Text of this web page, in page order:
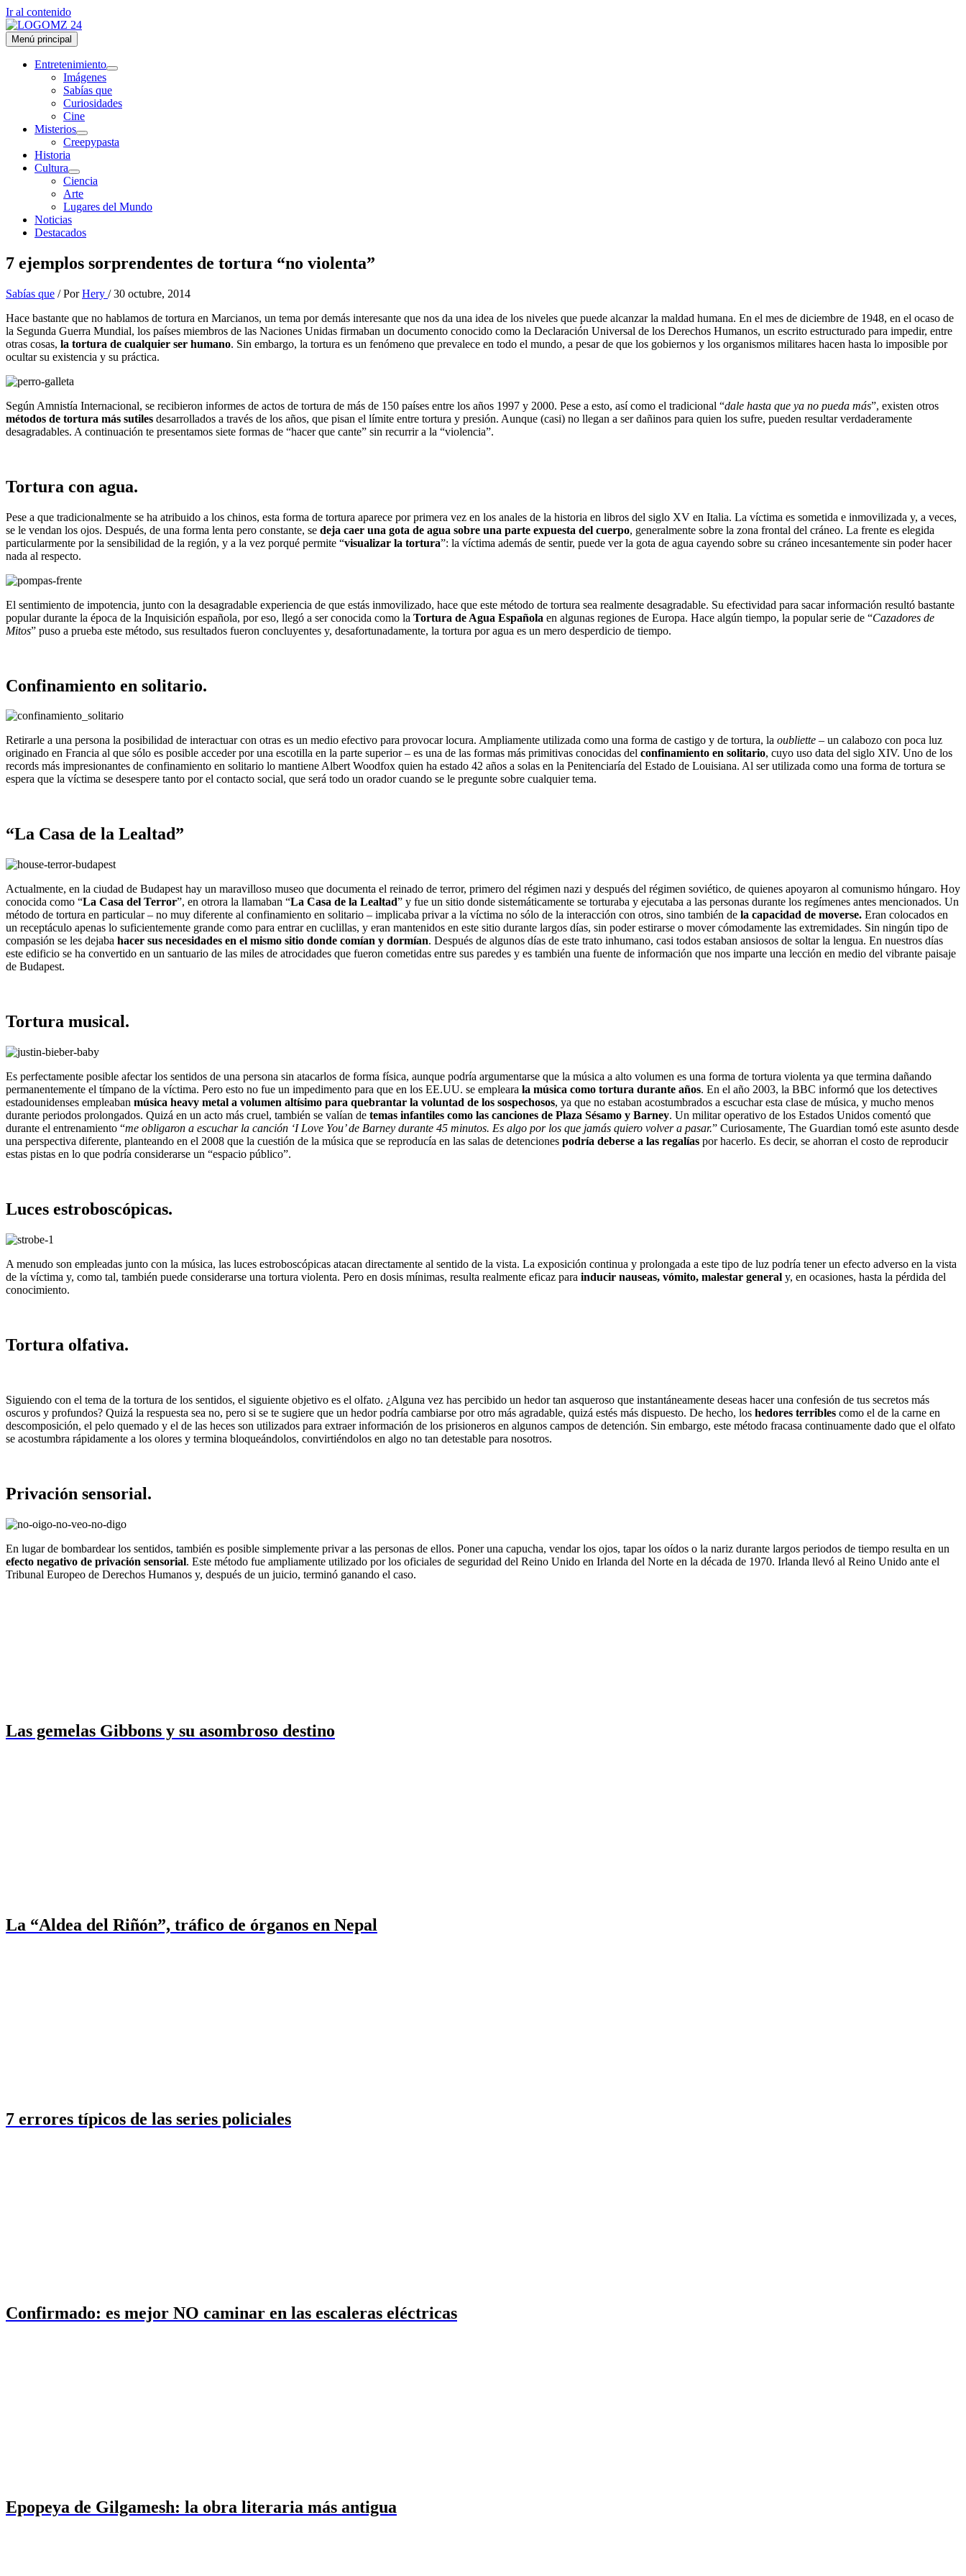
Ir al contenido
Menú principal
Entretenimiento
Imágenes
Sabías que
Curiosidades
Cine
Misterios
Creepypasta
Historia
Cultura
Ciencia
Arte
Lugares del Mundo
Noticias
Destacados
7 ejemplos sorprendentes de tortura “no violenta”
Sabías que / PorHery /30 octubre, 2014
Hace bastante que no hablamos de tortura en Marcianos, un tema por demás interesante que nos da una idea de los niveles que puede alcanzar la maldad humana. En el mes de diciembre de 1948, en el ocaso de
la Segunda Guerra Mundial, los países miembros de las Naciones Unidas firmaban un documento conocido como la Declaración Universal de los Derechos Humanos, un escrito estructurado para impedir, entre
otras cosas, la tortura de cualquier ser humano. Sin embargo, la tortura es un fenómeno que prevalece en todo el mundo, a pesar de que los gobiernos y los organismos militares hacen hasta lo imposible por
ocultar su existencia y su práctica.
Según Amnistía Internacional, se recibieron informes de actos de tortura de más de 150 países entre los años 1997 y 2000. Pese a esto, así como el tradicional “dale hasta que ya no pueda más”, existen otros
métodos de tortura más sutiles desarrollados a través de los años, que pisan el límite entre tortura y presión. Aunque (casi) no llegan a ser dañinos para quien los sufre, pueden resultar verdaderamente
desagradables. A continuación te presentamos siete formas de “hacer que cante” sin recurrir a la “violencia”.
Tortura con agua.
Pese a que tradicionalmente se ha atribuido a los chinos, esta forma de tortura aparece por primera vez en los anales de la historia en libros del siglo XV en Italia. La víctima es sometida e inmovilizada y, a veces,
se le vendan los ojos. Después, de una forma lenta pero constante, se deja caer una gota de agua sobre una parte expuesta del cuerpo, generalmente sobre la zona frontal del cráneo. La frente es elegida
particularmente por la sensibilidad de la región, y a la vez porqué permite “visualizar la tortura”: la víctima además de sentir, puede ver la gota de agua cayendo sobre su cráneo incesantemente sin poder hacer
nada al respecto.
El sentimiento de impotencia, junto con la desagradable experiencia de que estás inmovilizado, hace que este método de tortura sea realmente desagradable. Su efectividad para sacar información resultó bastante
popular durante la época de la Inquisición española, por eso, llegó a ser conocida como la Tortura de Agua Española en algunas regiones de Europa. Hace algún tiempo, la popular serie de “Cazadores de
Mitos” puso a prueba este método, sus resultados fueron concluyentes y, desafortunadamente, la tortura por agua es un mero desperdicio de tiempo.
Confinamiento en solitario.
Retirarle a una persona la posibilidad de interactuar con otras es un medio efectivo para provocar locura. Ampliamente utilizada como una forma de castigo y de tortura, la oubliette – un calabozo con poca luz
originado en Francia al que sólo es posible acceder por una escotilla en la parte superior – es una de las formas más primitivas conocidas del confinamiento en solitario, cuyo uso data del siglo XIV. Uno de los
records más impresionantes de confinamiento en solitario lo mantiene Albert Woodfox quien ha estado 42 años a solas en la Penitenciaría del Estado de Louisiana. Al ser utilizada como una forma de tortura se
espera que la víctima se desespere tanto por el contacto social, que será todo un orador cuando se le pregunte sobre cualquier tema.
“La Casa de la Lealtad”
Actualmente, en la ciudad de Budapest hay un maravilloso museo que documenta el reinado de terror, primero del régimen nazi y después del régimen soviético, de quienes apoyaron al comunismo húngaro. Hoy
conocida como “La Casa del Terror”, en otrora la llamaban “La Casa de la Lealtad” y fue un sitio donde sistemáticamente se torturaba y ejecutaba a las personas durante los regímenes antes mencionados. Un
método de tortura en particular – no muy diferente al confinamiento en solitario – implicaba privar a la víctima no sólo de la interacción con otros, sino también de la capacidad de moverse. Eran colocados en
un receptáculo apenas lo suficientemente grande como para entrar en cuclillas, y eran mantenidos en este sitio durante largos días, sin poder estirarse o mover cómodamente las extremidades. Sin ningún tipo de
compasión se les dejaba hacer sus necesidades en el mismo sitio donde comían y dormían. Después de algunos días de este trato inhumano, casi todos estaban ansiosos de soltar la lengua. En nuestros días
este edificio se ha convertido en un santuario de las miles de atrocidades que fueron cometidas entre sus paredes y es también una fuente de información que nos imparte una lección en medio del vibrante paisaje
de Budapest.
Tortura musical.
Es perfectamente posible afectar los sentidos de una persona sin atacarlos de forma física, aunque podría argumentarse que la música a alto volumen es una forma de tortura violenta ya que termina dañando
permanentemente el tímpano de la víctima. Pero esto no fue un impedimento para que en los EE.UU. se empleara la música como tortura durante años. En el año 2003, la BBC informó que los detectives
estadounidenses empleaban música heavy metal a volumen altísimo para quebrantar la voluntad de los sospechosos, ya que no estaban acostumbrados a escuchar esta clase de música, y mucho menos
durante periodos prolongados. Quizá en un acto más cruel, también se valían de temas infantiles como las canciones de Plaza Sésamo y Barney. Un militar operativo de los Estados Unidos comentó que
durante el entrenamiento “me obligaron a escuchar la canción ‘I Love You’ de Barney durante 45 minutos. Es algo por los que jamás quiero volver a pasar.” Curiosamente, The Guardian tomó este asunto desde
una perspectiva diferente, planteando en el 2008 que la cuestión de la música que se reproducía en las salas de detenciones podría deberse a las regalías por hacerlo. Es decir, se ahorran el costo de reproducir
estas pistas en lo que podría considerarse un “espacio público”.
Luces estroboscópicas.
A menudo son empleadas junto con la música, las luces estroboscópicas atacan directamente al sentido de la vista. La exposición continua y prolongada a este tipo de luz podría tener un efecto adverso en la vista
de la víctima y, como tal, también puede considerarse una tortura violenta. Pero en dosis mínimas, resulta realmente eficaz para inducir nauseas, vómito, malestar general y, en ocasiones, hasta la pérdida del
conocimiento.
Tortura olfativa.
Siguiendo con el tema de la tortura de los sentidos, el siguiente objetivo es el olfato. ¿Alguna vez has percibido un hedor tan asqueroso que instantáneamente deseas hacer una confesión de tus secretos más
oscuros y profundos? Quizá la respuesta sea no, pero si se te sugiere que un hedor podría cambiarse por otro más agradable, quizá estés más dispuesto. De hecho, los hedores terribles como el de la carne en
descomposición, el pelo quemado y el de las heces son utilizados para extraer información de los prisioneros en algunos campos de detención. Sin embargo, este método fracasa continuamente dado que el olfato
se acostumbra rápidamente a los olores y termina bloqueándolos, convirtiéndolos en algo no tan detestable para nosotros.
Privación sensorial.
En lugar de bombardear los sentidos, también es posible simplemente privar a las personas de ellos. Poner una capucha, vendar los ojos, tapar los oídos o la nariz durante largos periodos de tiempo resulta en un
efecto negativo de privación sensorial. Este método fue ampliamente utilizado por los oficiales de seguridad del Reino Unido en Irlanda del Norte en la década de 1970. Irlanda llevó al Reino Unido ante el
Tribunal Europeo de Derechos Humanos y, después de un juicio, terminó ganando el caso.
Las gemelas Gibbons y su asombroso destino
La “Aldea del Riñón”, tráfico de órganos en Nepal
7 errores típicos de las series policiales
Confirmado: es mejor NO caminar en las escaleras eléctricas
Epopeya de Gilgamesh: la obra literaria más antigua